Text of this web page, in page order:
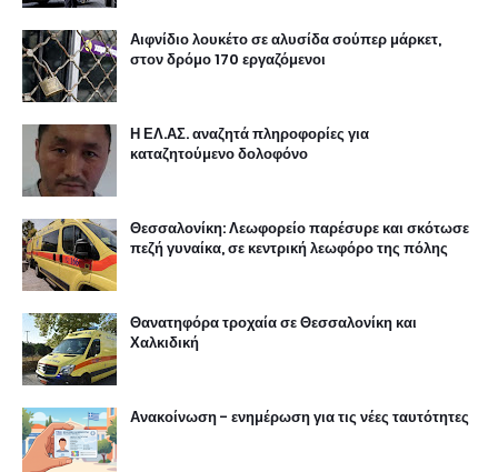
Αιφνίδιο λουκέτο σε αλυσίδα σούπερ μάρκετ,
στον δρόμο 170 εργαζόμενοι
Η ΕΛ.ΑΣ. αναζητά πληροφορίες για
καταζητούμενο δολοφόνο
Θεσσαλονίκη: Λεωφορείο παρέσυρε και σκότωσε
πεζή γυναίκα, σε κεντρική λεωφόρο της πόλης
Θανατηφόρα τροχαία σε Θεσσαλονίκη και
Χαλκιδική
Ανακοίνωση - ενημέρωση για τις νέες ταυτότητες